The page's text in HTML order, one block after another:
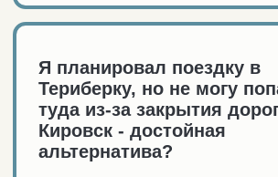
AROUND
THE NORTH
Политика конфиденциальности
Разработка сайта